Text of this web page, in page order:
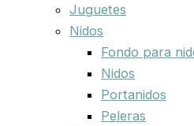
Juguetes
Nidos
Fondo para
Nidos
Portanidos
Peleras